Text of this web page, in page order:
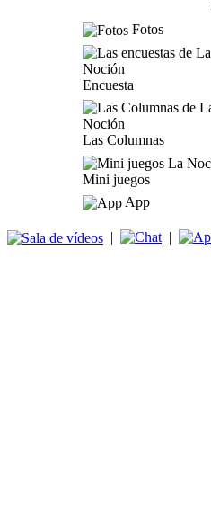
Fotos
Encuesta
Las Columnas
Mini juegos
App
| |